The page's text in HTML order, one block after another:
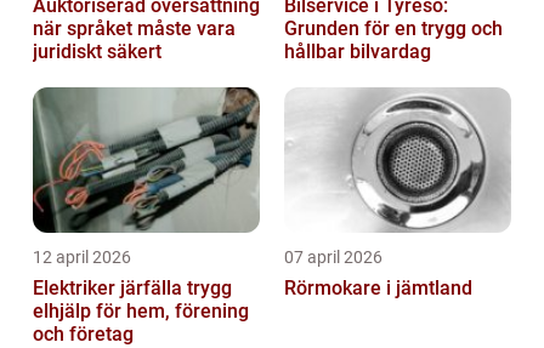
Auktoriserad översättning
när språket måste vara
juridiskt säkert
Bilservice i Tyresö:
Grunden för en trygg och
hållbar bilvardag
12 april 2026
Elektriker järfälla trygg
elhjälp för hem, förening
och företag
07 april 2026
Rörmokare i jämtland